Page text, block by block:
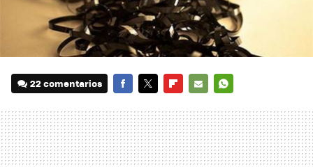
22 comentarios
MAIL